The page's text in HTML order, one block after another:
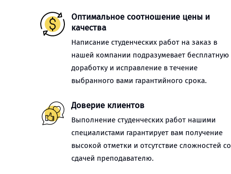
Оптимальное соотношение цены и
качества
Написание студенческих работ на заказ в
нашей компании подразумевает бесплатную
доработку и исправление в течение
выбранного вами гарантийного срока.
Доверие клиентов
Выполнение студенческих работ нашими
специалистами гарантирует вам получение
высокой отметки и отсутствие сложностей со
сдачей преподавателю.